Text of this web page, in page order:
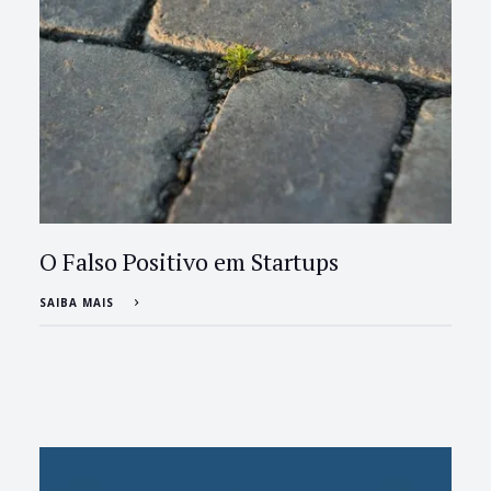
O Falso Positivo em Startups
SAIBA MAIS